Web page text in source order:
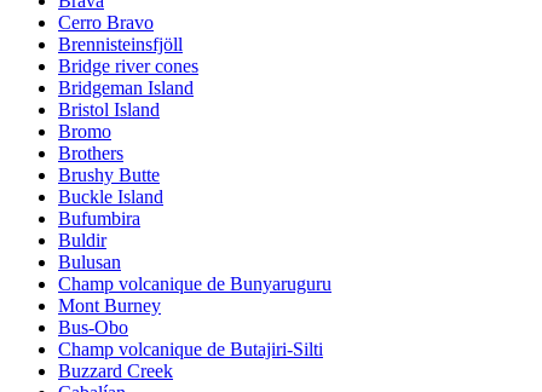
Cerro Bravo
Brennisteinsfjöll
Bridge river cones
Bridgeman Island
Bristol Island
Bromo
Brothers
Brushy Butte
Buckle Island
Bufumbira
Buldir
Bulusan
Champ volcanique de Bunyaruguru
Mont Burney
Bus-Obo
Champ volcanique de Butajiri-Silti
Buzzard Creek